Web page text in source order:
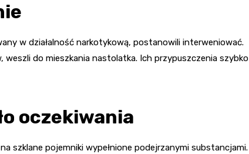
w działalność narkotykową, postanowili interweniować.
do mieszkania nastolatka. Ich przypuszczenia szybko
oczekiwania
szklane pojemniki wypełnione podejrzanymi substancjami.